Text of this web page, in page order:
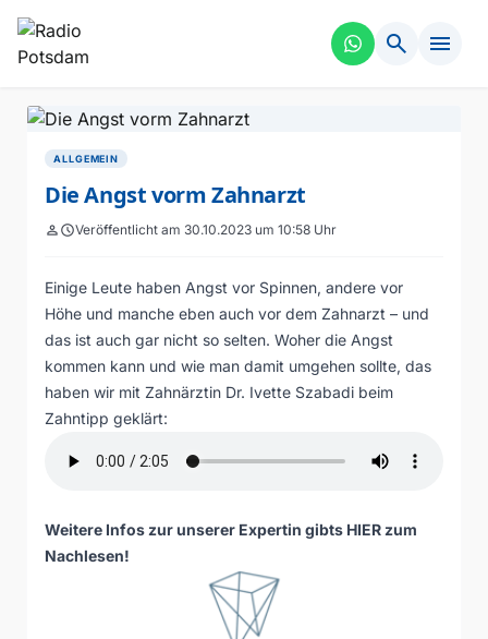
search menu
ALLGEMEIN
Die Angst vorm Zahnarzt
personscheduleVeröffentlicht am 30.10.2023 um 10:58 Uhr
Einige Leute haben Angst vor Spinnen, andere vor
Höhe und manche eben auch vor dem Zahnarzt – und
das ist auch gar nicht so selten. Woher die Angst
kommen kann und wie man damit umgehen sollte, das
haben wir mit Zahnärztin Dr. Ivette Szabadi beim
Zahntipp geklärt:
Weitere Infos zur unserer Expertin gibts HIER zum
Nachlesen!